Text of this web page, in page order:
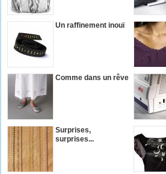
Un raffinement inouï
Comme dans un rêve
Surprises,
surprises...